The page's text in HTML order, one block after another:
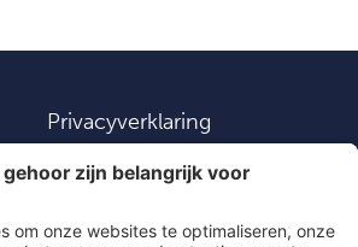
Privacyverklaring
Instellingen
voorwaarden